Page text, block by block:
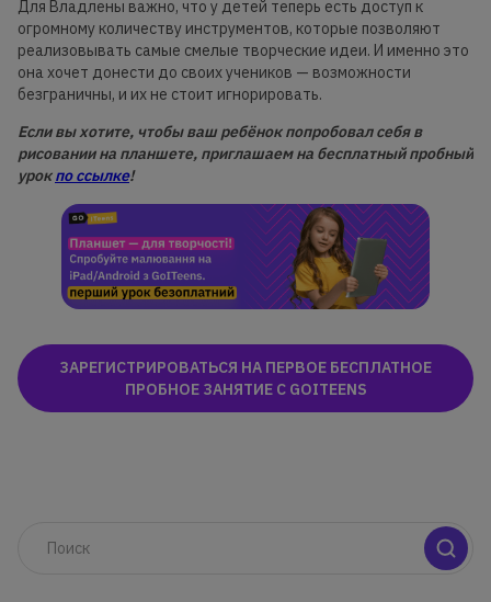
Для Владлены важно, что у детей теперь есть доступ к
огромному количеству инструментов, которые позволяют
реализовывать самые смелые творческие идеи. И именно это
она хочет донести до своих учеников — возможности
безграничны, и их не стоит игнорировать.
Если вы хотите, чтобы ваш ребёнок попробовал себя в
рисовании на планшете, приглашаем на бесплатный пробный
урокпо ссылке!
ЗАРЕГИСТРИРОВАТЬСЯ НА ПЕРВОЕ БЕСПЛАТНОЕ
ПРОБНОЕ ЗАНЯТИЕ С GOITEENS